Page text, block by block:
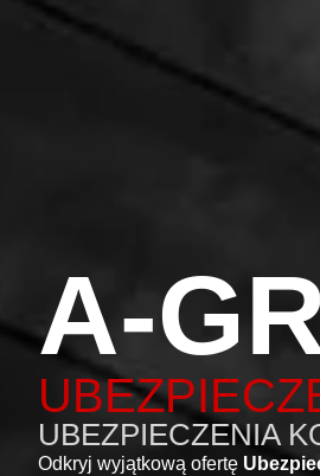
A-
UBEZPIECZENIA
Odkryj wyjątkową ofertę